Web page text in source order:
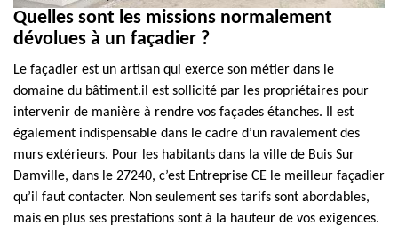
Quelles sont les missions normalement
dévolues à un façadier ?
Le façadier est un artisan qui exerce son métier dans le
domaine du bâtiment.il est sollicité par les propriétaires pour
intervenir de manière à rendre vos façades étanches. Il est
également indispensable dans le cadre d’un ravalement des
murs extérieurs. Pour les habitants dans la ville de Buis Sur
Damville, dans le 27240, c’est Entreprise CE le meilleur façadier
qu’il faut contacter. Non seulement ses tarifs sont abordables,
mais en plus ses prestations sont à la hauteur de vos exigences.